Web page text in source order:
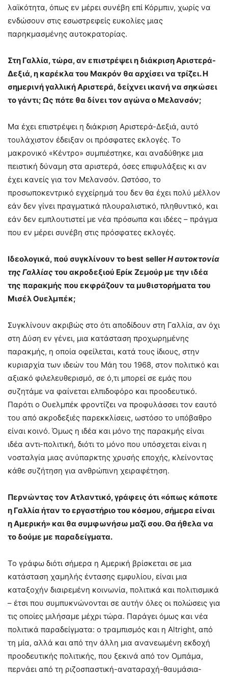
λαϊκότητα, όπως εν μέρει συνέβη επί Κόρμπιν, χωρίς να
ενδώσουν στις εσωστρεφείς ευκολίες μιας
παρηκμασμένης αυτοκρατορίας.
Στη Γαλλία, τώρα, αν επιστρέψει η διάκριση Αριστερά-
Δεξιά, η καρέκλα του Μακρόν θα αρχίσει να τρίζει. Η
σημερινή γαλλική Αριστερά, δείχνει ικανή να σηκώσει
το γάντι; Ως πότε θα δίνει τον αγώνα ο Μελανσόν;
Μα έχει επιστρέψει η διάκριση Αριστερά-Δεξιά, αυτό
τουλάχιστον έδειξαν οι πρόσφατες εκλογές. Το
μακρονικό «Κέντρο» συμπιέστηκε, και αναδύθηκε μια
πειστική δύναμη στα αριστερά, όσες επιφυλάξεις κι αν
έχει κανείς για τον Μελανσόν. Ωστόσο, το
προσωποκεντρικό εγχείρημά του δεν θα έχει πολύ μέλλον
εάν δεν γίνει πραγματικά πλουραλιστικό, πληθυντικό, και
εάν δεν εμπλουτιστεί με νέα πρόσωπα και ιδέες – πράγμα
που εν μέρει συνέβη στις πρόσφατες εκλογές.
Ιδεολογικά, πού συγκλίνουν το best sellerΗ αυτοκτονία
της Γαλλίας του ακροδεξιού Ερίκ Ζεμούρ με την ιδέα
της παρακμής που εκφράζουν τα μυθιστορήματα του
Μισέλ Ουελμπέκ;
Συγκλίνουν ακριβώς στο ότι αποδίδουν στη Γαλλία, αν όχι
στη Δύση εν γένει, μια κατάσταση προχωρημένης
παρακμής, η οποία οφείλεται, κατά τους ίδιους, στην
κυριαρχία των ιδεών του Μάη του 1968, στον πολιτικό και
αξιακό φιλελευθερισμό, σε ό,τι μπορεί σε εμάς που
συζητάμε να φαίνεται ελπιδοφόρο και προοδευτικό.
Παρότι ο Ουελμπέκ φροντίζει να προφυλάσσει τον εαυτό
του από ακροδεξιές παρεκκλίσεις, ωστόσο το υπόβαθρο
είναι κοινό. Όμως η ιδέα και μόνο της παρακμής είναι
ιδέα αντι-πολιτική, διότι το μόνο που υπόσχεται είναι η
νοσταλγία μιας ανύπαρκτης χρυσής εποχής, κλείνοντας
κάθε συζήτηση για ανθρώπινη χειραφέτηση.
Περνώντας τον Ατλαντικό, γράφεις ότι «όπως κάποτε
η Γαλλία ήταν το εργαστήριο του κόσμου, σήμερα είναι
η Αμερική» και θα συμφωνήσω μαζί σου. Θα ήθελα να
το δούμε με παραδείγματα.
Το γράφω διότι σήμερα η Αμερική βρίσκεται σε μια
κατάσταση χαμηλής έντασης εμφυλίου, είναι μια
καταξοχήν διαιρεμένη κοινωνία, πολιτικά και πολιτισμικά
– έτσι που συμπυκνώνονται σε αυτήν όλες οι πολώσεις για
τις οποίες μιλήσαμε μέχρι τώρα. Παράγει όμως και νέα
πολιτικά παραδείγματα: ο τραμπισμός και η Altright, από
τη μία, αλλά και από την άλλη μια ανανεωμένη εκδοχή
προοδευτικής πολιτικής, που ξεκινά από τον Ομπάμα,
περνάει από τη ριζοσπαστική-αναταραχή-θαυμάσια-